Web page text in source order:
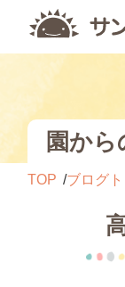
園から
TOP ブログ